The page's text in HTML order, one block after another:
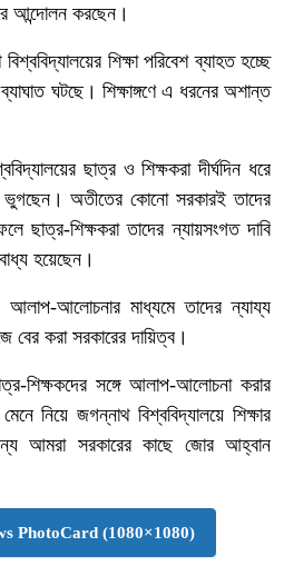
আন্দোলন করছেন।
শিক্ষা পরিবেশ ব্যাহত হচ্ছে
ঘটছে। শিক্ষাঙ্গণে এ ধরনের অশান্ত
ছাত্র ও শিক্ষকরা দীর্ঘদিন ধরে
অতীতের কোনো সরকারই তাদের
ছাত্র-শিক্ষকরা তাদের ন্যায়সংগত দাবি
হয়েছেন।
আলাপ-আলোচনার মাধ্যমে তাদের ন্যায্য
বের করা সরকারের দায়িত্ব।
শিক্ষকদের সঙ্গে আলাপ-আলোচনা করার
নিয়ে জগন্নাথ বিশ্ববিদ্যালয়ে শিক্ষার
আমরা সরকারের কাছে জোর আহ্বান
PhotoCard (1080×1080)